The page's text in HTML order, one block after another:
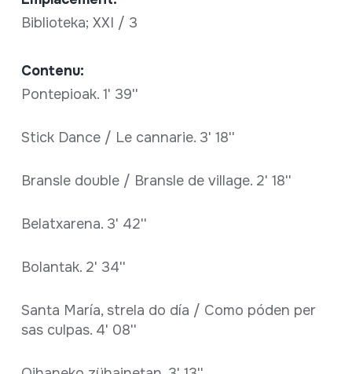
Biblioteka; XXI / 3
Contenu:
Pontepioak. 1' 39''
Stick Dance / Le cannarie. 3' 18''
Bransle double / Bransle de village. 2' 18''
Belatxarena. 3' 42''
Bolantak. 2' 34''
Santa María, strela do día / Como póden per
sas culpas. 4' 08''